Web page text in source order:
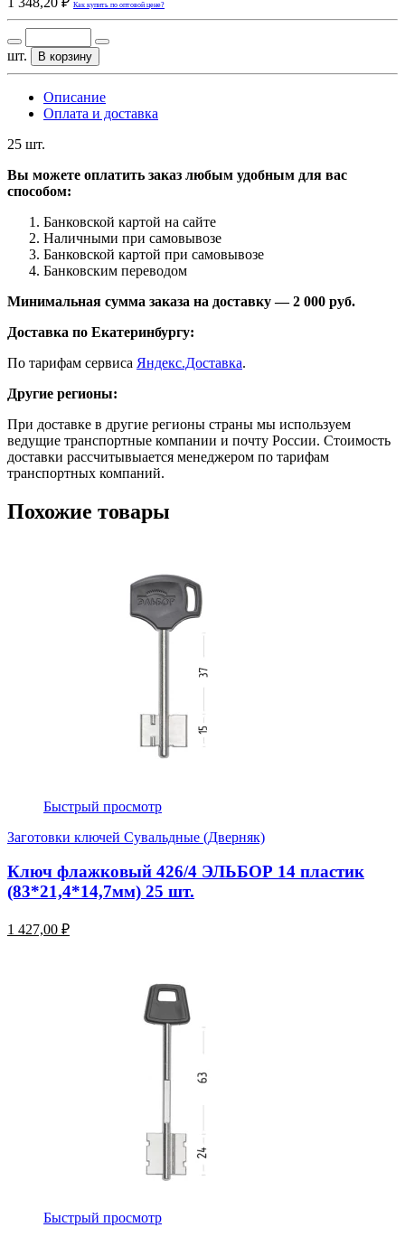
Как купить по оптовой цене?
шт. В корзину
Описание
Оплата и доставка
25 шт.
Вы можете оплатить заказ любым удобным для вас
способом:
Банковской картой на сайте
Наличными при самовывозе
Банковской картой при самовывозе
Банковским переводом
Минимальная сумма заказа на доставку — 2 000 руб.
Доставка по Екатеринбургу:
По тарифам сервиса Яндекс.Доставка.
Другие регионы:
При доставке в другие регионы страны мы используем
ведущие транспортные компании и почту России. Стоимость
доставки рассчитывыается менеджером по тарифам
транспортных компаний.
Похожие товары
Быстрый просмотр
Заготовки ключей Сувальдные (Дверняк)
Ключ флажковый 426/4 ЭЛЬБОР 14 пластик
(83*21,4*14,7мм) 25 шт.
1 427,00 ₽
Быстрый просмотр